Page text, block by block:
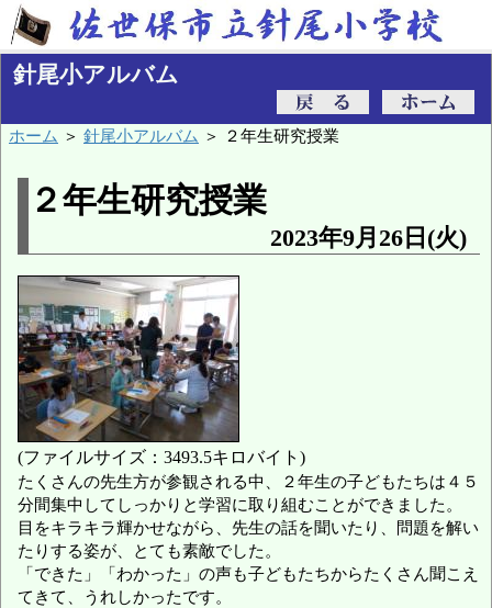
針尾小アルバム
ホーム ＞ 針尾小アルバム ＞ ２年生研究授業
２年生研究授業
2023年9月26日(火)
(ファイルサイズ：3493.5キロバイト)
たくさんの先生方が参観される中、２年生の子どもたちは４５
分間集中してしっかりと学習に取り組むことができました。
目をキラキラ輝かせながら、先生の話を聞いたり、問題を解い
たりする姿が、とても素敵でした。
「できた」「わかった」の声も子どもたちからたくさん聞こえ
てきて、うれしかったです。